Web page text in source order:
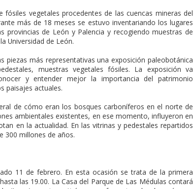
vegetales procedentes de las cuencas mineras del
más de 18 meses se estuvo inventariando los lugares
provincias de León y Palencia y recogiendo muestras de
Universidad de León.
piezas más representativas una exposición paleobotánica
muestras vegetales fósiles. La exposición va
y entender mejor la importancia del patrimonio
paisajes actuales.
de cómo eran los bosques carboníferos en el norte de
ambientales existentes, en ese momento, influyeron en
en la actualidad. En las vitrinas y pedestales repartidos
300 millones de años.
11 de febrero. En esta ocasión se trata de la primera
las 19.00. La Casa del Parque de Las Médulas contará